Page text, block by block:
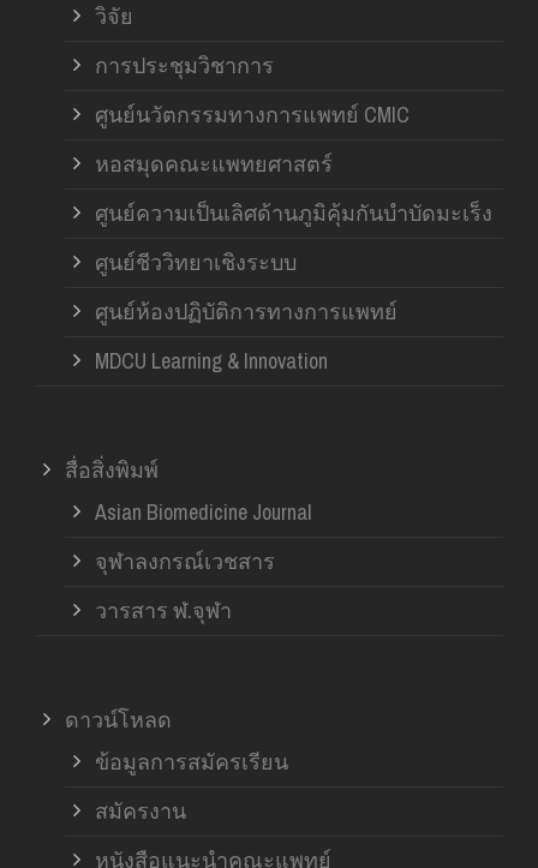
วิจัย
การประชุมวิชาการ
ศูนย์นวัตกรรมทางการแพทย์ CMIC
หอสมุดคณะแพทยศาสตร์
ศูนย์ความเป็นเลิศด้านภูมิคุ้มกันบำบัดมะเร็ง
ศูนย์ชีววิทยาเชิงระบบ
ศูนย์ห้องปฏิบัติการทางการแพทย์
MDCU Learning & Innovation
สื่อสิ่งพิมพ์
Asian Biomedicine Journal
จุฬาลงกรณ์เวชสาร
วารสาร ฬ.จุฬา
ดาวน์โหลด
ข้อมูลการสมัครเรียน
สมัครงาน
หนังสือแนะนำคณะแพทย์